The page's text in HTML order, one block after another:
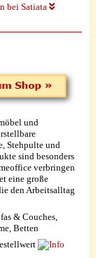
bei Satiata
und
Stehpulte und
sind besonders
verbringen
eine große
den Arbeitsalltag
& Couches,
Betten